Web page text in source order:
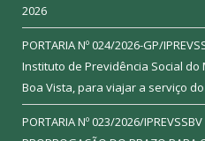
2026
PORTARIA Nº 024/2026-GP/
Instituto de Previdência Social
Boa Vista, para viajar a serviço do
PORTARIA Nº 023/2026/